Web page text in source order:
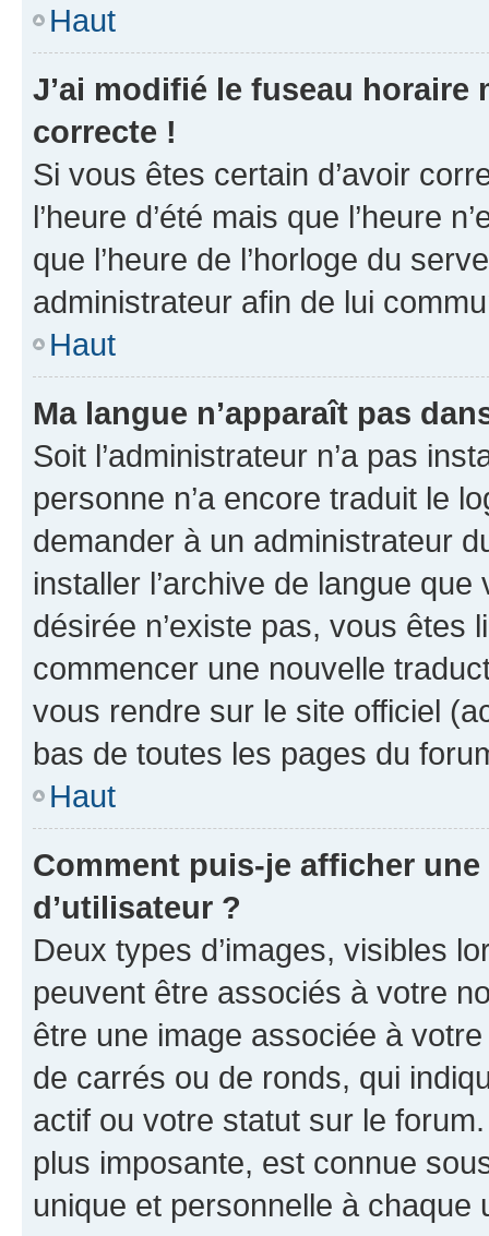
Haut
J’ai modifié le fuseau horaire
correcte !
Si vous êtes certain d’avoir
l’heure d’été mais que l’heure
que l’heure de l’horloge du
administrateur afin de lui
Haut
Ma langue n’apparaît pas
Soit l’administrateur n’a pas
personne n’a encore traduit le
demander à un administrateur
installer l’archive de langue
désirée n’existe pas, vous êtes
commencer une nouvelle
vous rendre sur le site officiel
bas de toutes les pages du
Haut
Comment puis-je afficher
d’utilisateur ?
Deux types d’images, visibles
peuvent être associés à votre
être une image associée à
de carrés ou de ronds, qui
actif ou votre statut sur le
plus imposante, est connue
unique et personnelle à chaque